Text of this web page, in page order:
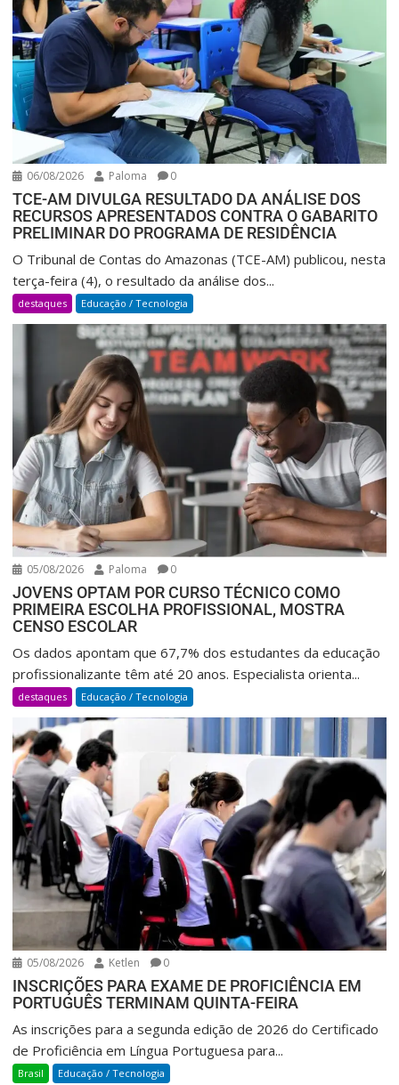
06/08/2026 Paloma 0
TCE-AM DIVULGA RESULTADO DA ANÁLISE DOS
RECURSOS APRESENTADOS CONTRA O GABARITO
PRELIMINAR DO PROGRAMA DE RESIDÊNCIA
O Tribunal de Contas do Amazonas (TCE-AM) publicou, nesta
terça-feira (4), o resultado da análise dos...
destaques Educação / Tecnologia
05/08/2026 Paloma 0
JOVENS OPTAM POR CURSO TÉCNICO COMO
PRIMEIRA ESCOLHA PROFISSIONAL, MOSTRA
CENSO ESCOLAR
Os dados apontam que 67,7% dos estudantes da educação
profissionalizante têm até 20 anos. Especialista orienta...
destaques Educação / Tecnologia
05/08/2026 Ketlen 0
INSCRIÇÕES PARA EXAME DE PROFICIÊNCIA EM
PORTUGUÊS TERMINAM QUINTA-FEIRA
As inscrições para a segunda edição de 2026 do Certificado
de Proficiência em Língua Portuguesa para...
Brasil Educação / Tecnologia